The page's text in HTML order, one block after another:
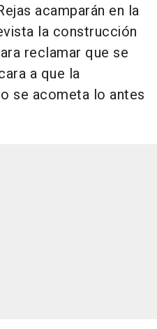
acamparán en la
la construcción
reclamar que se
a que la
se acometa lo antes